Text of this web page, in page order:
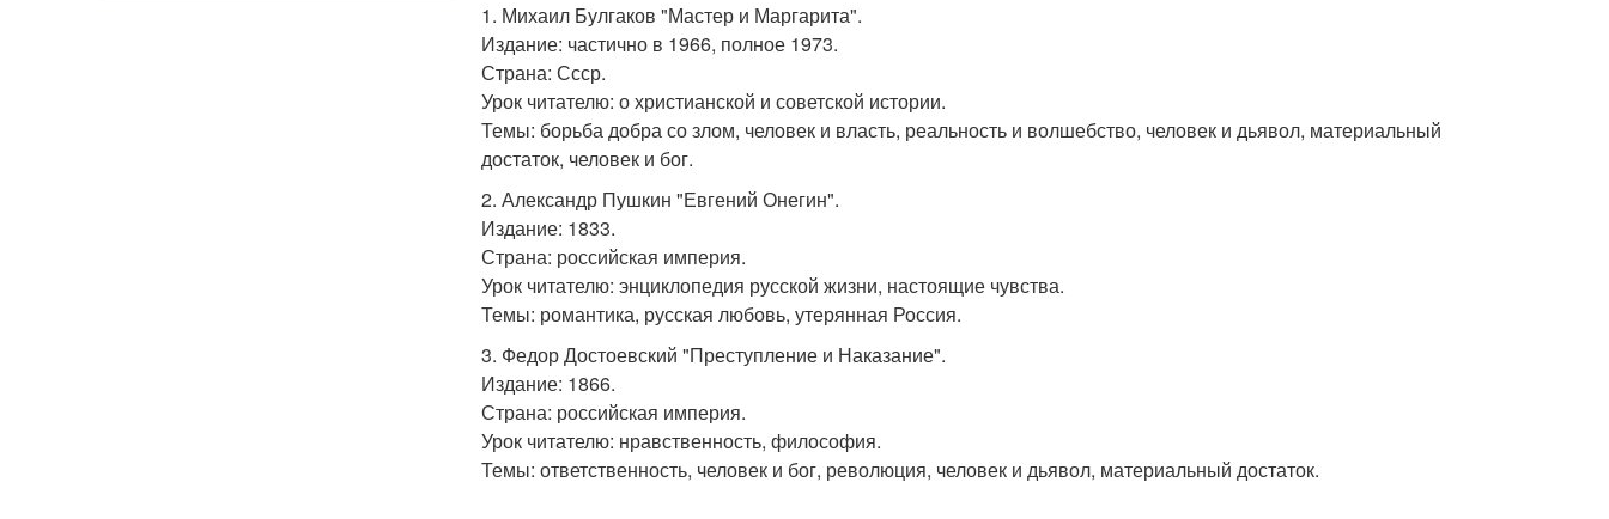
1. Михаил Булгаков "Мастер и Маргарита".
Издание: частично в 1966, полное 1973.
Страна: Ссср.
Урок читателю: о христианской и советской истории.
Темы: борьба добра со злом, человек и власть, реальность и волшебство, человек и дьявол, материальный
достаток, человек и бог.
2. Александр Пушкин "Евгений Онегин".
Издание: 1833.
Страна: российская империя.
Урок читателю: энциклопедия русской жизни, настоящие чувства.
Темы: романтика, русская любовь, утерянная Россия.
3. Федор Достоевский "Преступление и Наказание".
Издание: 1866.
Страна: российская империя.
Урок читателю: нравственность, философия.
Темы: ответственность, человек и бог, революция, человек и дьявол, материальный достаток.